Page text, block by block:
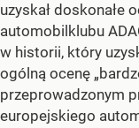
uzyskał doskonałe
automobilklubu
w historii, który
ogólną ocenę
przeprowadzonym
europejskiego